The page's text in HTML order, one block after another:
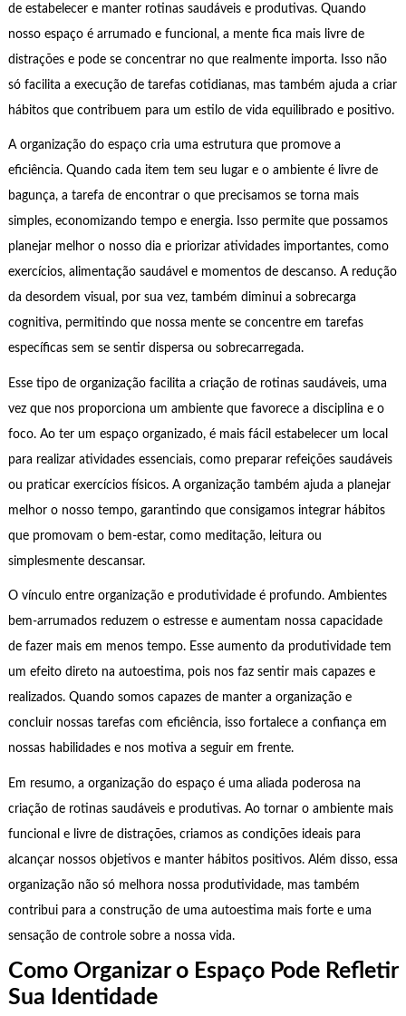
de estabelecer e manter rotinas saudáveis e produtivas. Quando
nosso espaço é arrumado e funcional, a mente fica mais livre de
distrações e pode se concentrar no que realmente importa. Isso não
só facilita a execução de tarefas cotidianas, mas também ajuda a criar
hábitos que contribuem para um estilo de vida equilibrado e positivo.
A organização do espaço cria uma estrutura que promove a
eficiência. Quando cada item tem seu lugar e o ambiente é livre de
bagunça, a tarefa de encontrar o que precisamos se torna mais
simples, economizando tempo e energia. Isso permite que possamos
planejar melhor o nosso dia e priorizar atividades importantes, como
exercícios, alimentação saudável e momentos de descanso. A redução
da desordem visual, por sua vez, também diminui a sobrecarga
cognitiva, permitindo que nossa mente se concentre em tarefas
específicas sem se sentir dispersa ou sobrecarregada.
Esse tipo de organização facilita a criação de rotinas saudáveis, uma
vez que nos proporciona um ambiente que favorece a disciplina e o
foco. Ao ter um espaço organizado, é mais fácil estabelecer um local
para realizar atividades essenciais, como preparar refeições saudáveis
ou praticar exercícios físicos. A organização também ajuda a planejar
melhor o nosso tempo, garantindo que consigamos integrar hábitos
que promovam o bem-estar, como meditação, leitura ou
simplesmente descansar.
O vínculo entre organização e produtividade é profundo. Ambientes
bem-arrumados reduzem o estresse e aumentam nossa capacidade
de fazer mais em menos tempo. Esse aumento da produtividade tem
um efeito direto na autoestima, pois nos faz sentir mais capazes e
realizados. Quando somos capazes de manter a organização e
concluir nossas tarefas com eficiência, isso fortalece a confiança em
nossas habilidades e nos motiva a seguir em frente.
Em resumo, a organização do espaço é uma aliada poderosa na
criação de rotinas saudáveis e produtivas. Ao tornar o ambiente mais
funcional e livre de distrações, criamos as condições ideais para
alcançar nossos objetivos e manter hábitos positivos. Além disso, essa
organização não só melhora nossa produtividade, mas também
contribui para a construção de uma autoestima mais forte e uma
sensação de controle sobre a nossa vida.
Como Organizar o Espaço Pode Refletir
Sua Identidade